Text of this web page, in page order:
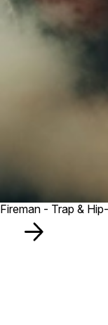
Fireman - Trap &